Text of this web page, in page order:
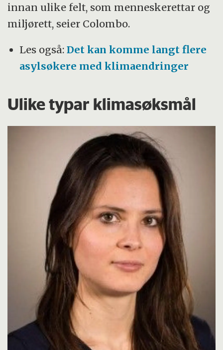
innan ulike felt, som menneskerettar og
miljørett, seier Colombo.
Les også:Det kan komme langt flere
asylsøkere med klimaendringer
Ulike typar klimasøksmål